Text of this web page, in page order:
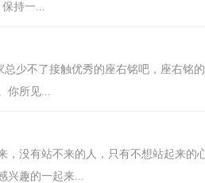
持一...
少不了接触优秀的座右铭吧，座右铭
你所见...
没有站不来的人，只有不想站起来的
兴趣的一起来...